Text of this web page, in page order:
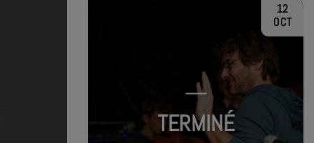
12
OCT
TERMINÉ